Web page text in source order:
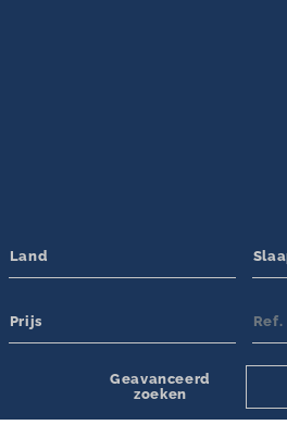
Geavanceerd
zoeken
Parkeren
Gated Community